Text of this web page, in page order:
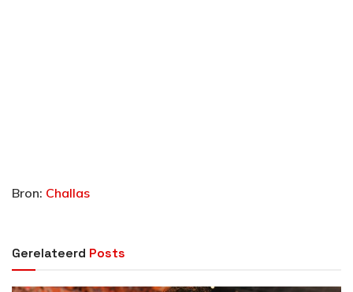
Bron: Challas
Gerelateerd Posts